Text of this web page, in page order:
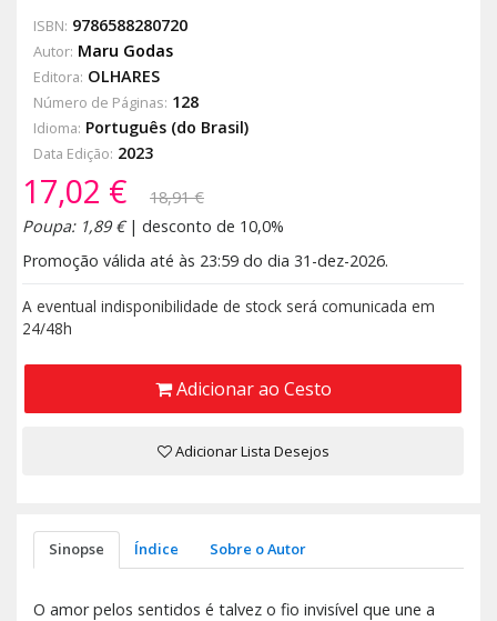
ISBN: 9786588280720
Autor: Maru Godas
Editora: OLHARES
Número de Páginas: 128
Idioma: Português (do Brasil)
Data Edição: 2023
17,02 €
18,91 €
Poupa: 1,89 €| desconto de 10,0%
Promoção válida até às 23:59 do dia 31-dez-2026.
A eventual indisponibilidade de stock será comunicada em
24/48h
Adicionar ao Cesto
Adicionar Lista Desejos
Sinopse Índice Sobre o Autor
O amor pelos sentidos é talvez o fio invisível que une a